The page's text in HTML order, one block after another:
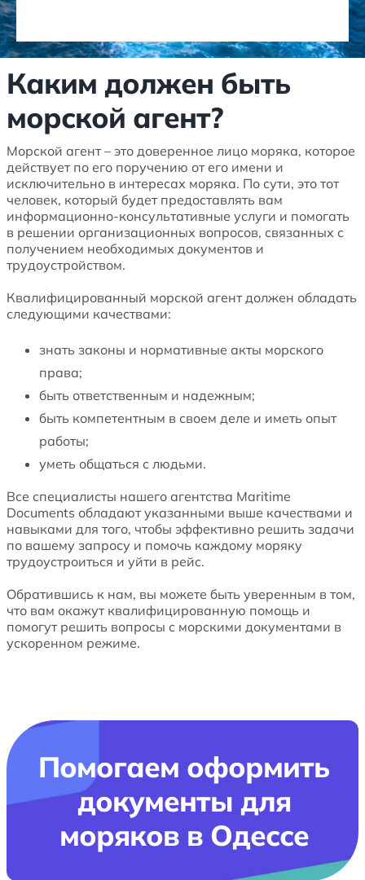
Каким должен быть
морской агент?
Морской агент – это доверенное лицо моряка, которое
действует по его поручению от его имени и
исключительно в интересах моряка. По сути, это тот
человек, который будет предоставлять вам
информационно-консультативные услуги и помогать
в решении организационных вопросов, связанных с
получением необходимых документов и
трудоустройством.
Квалифицированный морской агент должен обладать
следующими качествами:
знать законы и нормативные акты морского
права;
быть ответственным и надежным;
быть компетентным в своем деле и иметь опыт
работы;
уметь общаться с людьми.
Все специалисты нашего агентства Maritime
Documents обладают указанными выше качествами и
навыками для того, чтобы эффективно решить задачи
по вашему запросу и помочь каждому моряку
трудоустроиться и уйти в рейс.
Обратившись к нам, вы можете быть уверенным в том,
что вам окажут квалифицированную помощь и
помогут решить вопросы с морскими документами в
ускоренном режиме.
Помогаем оформить
документы для
моряков в Одессе